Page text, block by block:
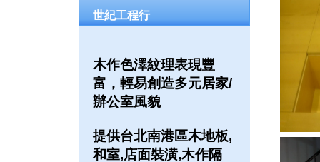
世紀工程行
木作色澤紋理表現豐
富，輕易創造多元居家/
辦公室風貌
提供台北南港區木地板,
和室,店面裝潢,木作隔